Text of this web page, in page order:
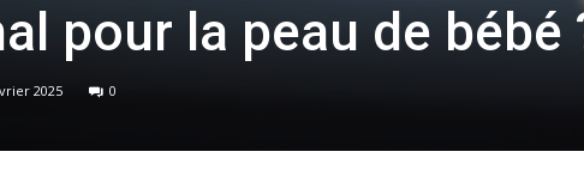
pour la peau de bébé
2025 0